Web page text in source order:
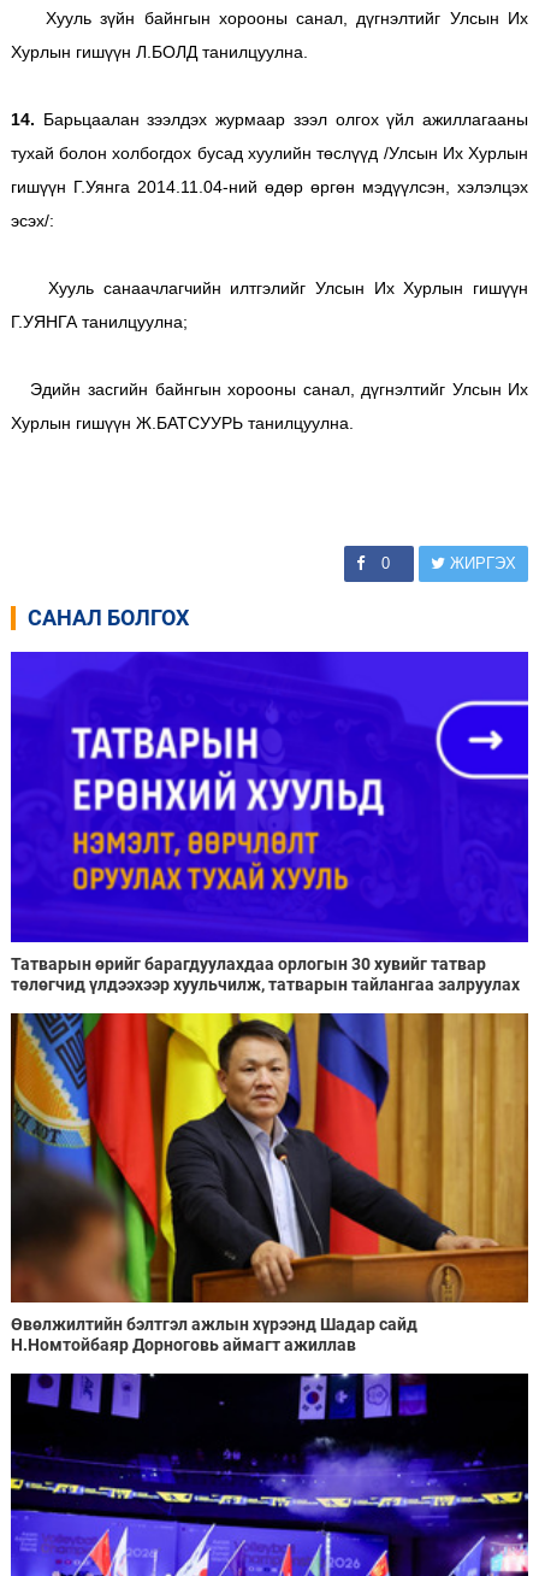
Хууль зүйн байнгын хорооны санал, дүгнэлтийг Улсын Их
Хурлын гишүүн Л.БОЛД танилцуулна.
14. Барьцаалан зээлдэх журмаар зээл олгох үйл ажиллагааны
тухай болон холбогдох бусад хуулийн төслүүд /Улсын Их Хурлын
гишүүн Г.Уянга 2014.11.04-ний өдөр өргөн мэдүүлсэн, хэлэлцэх
эсэх/:
Хууль санаачлагчийн илтгэлийг Улсын Их Хурлын гишүүн
Г.УЯНГА танилцуулна;
Эдийн засгийн байнгын хорооны санал, дүгнэлтийг Улсын Их
Хурлын гишүүн Ж.БАТСУУРЬ танилцуулна.
0 ЖИРГЭХ
САНАЛ БОЛГОХ
Татварын өрийг барагдуулахдаа орлогын 30 хувийг татвар
төлөгчид үлдээхээр хуульчилж, татварын тайлангаа залруулах
Өвөлжилтийн бэлтгэл ажлын хүрээнд Шадар сайд
Н.Номтойбаяр Дорноговь аймагт ажиллав